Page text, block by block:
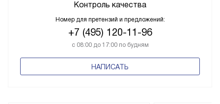
Контроль качества
Номер для претензий и предложений:
+7 (495) 120-11-96
с 08:00 до 17:00 по будням
НАПИСАТЬ